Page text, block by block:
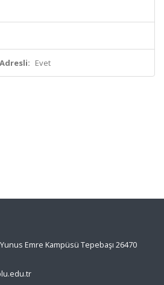
Evet
Emre Kampüsü Tepebaşı 26470